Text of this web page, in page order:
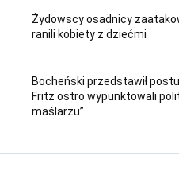
Żydowscy osadnicy
ranili kobiety z dziećmi
Bocheński przedstawił
Fritz ostro wypunktowali
maślarzu”